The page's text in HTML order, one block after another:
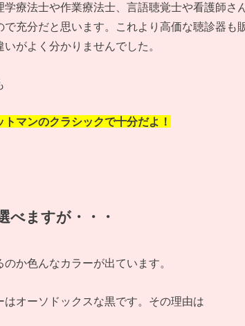
学療法士や作業療法士、言語聴覚士や看護師さ
で充分だと思います。これより高価な聴診器も
がよく分かりませんでした。
マンのクラシックで十分だよ！
べますが・・・
か色んなカラーが出ています。
オーソドックスな黒です。その理由は